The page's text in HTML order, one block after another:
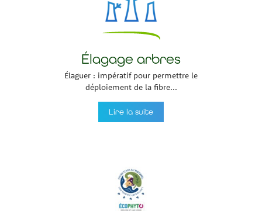
Élagage arbres
Élaguer : impératif pour permettre le
déploiement de la fibre...
Lire la suite